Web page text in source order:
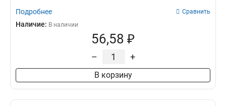
Подробнее Сравнить
Наличие: В наличии
56,58 ₽
– +
В корзину